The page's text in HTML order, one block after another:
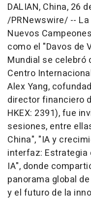
DALIAN, China, 26
/PRNewswire/ -- La
Nuevos
como el "Davos de
Mundial se celebró
Centro
Alex Yang,
director financiero
HKEX: 2391), fue
sesiones, entre
China", "IA y
interfaz: Estrategia
IA", donde
panorama global
y el futuro de la